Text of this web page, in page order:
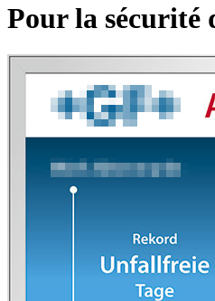
Pour la sécurité